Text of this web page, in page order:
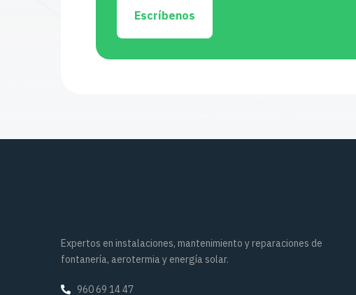
Escríbenos
Expertos en instalaciones, mantenimiento y reparaciones de
fontanería, aerotermia y energía solar.
960 69 14 47